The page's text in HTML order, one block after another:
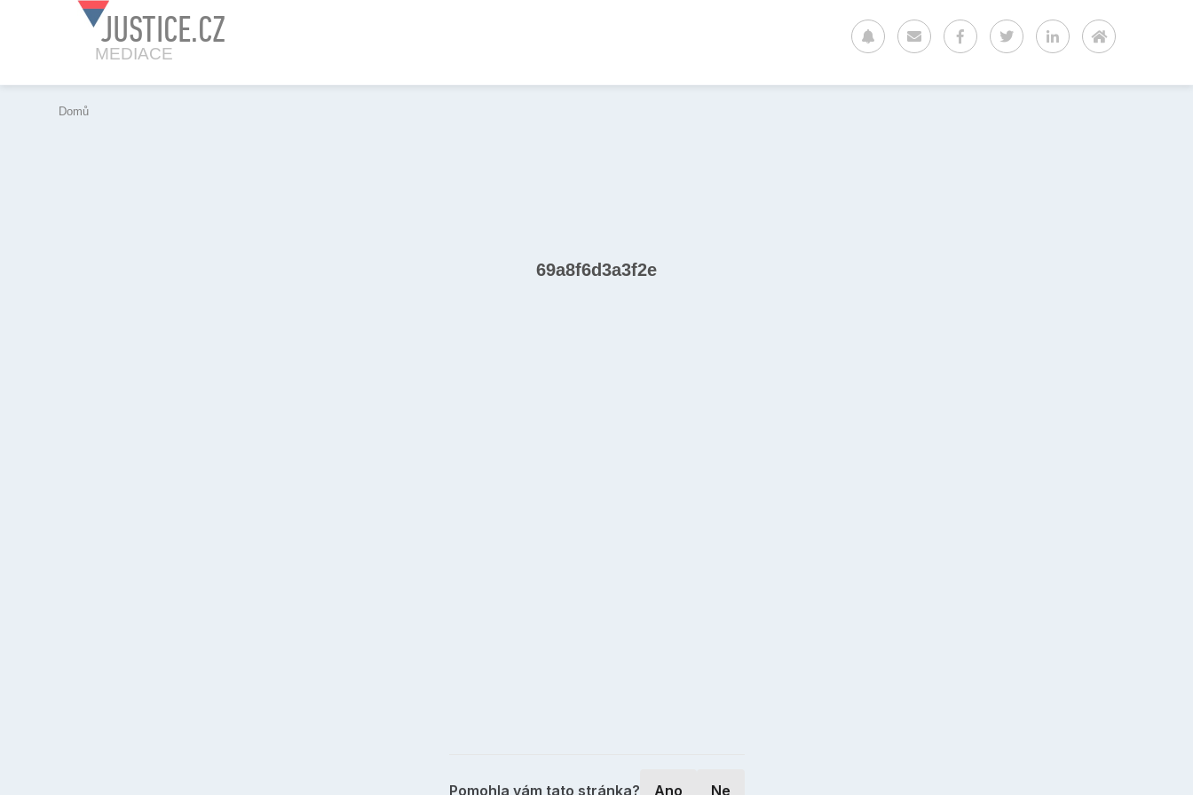
JUSTICE.CZ
MEDIACE
Domů
69a8f6d3a3f2e
Pomohla vám tato stránka? Ano Ne